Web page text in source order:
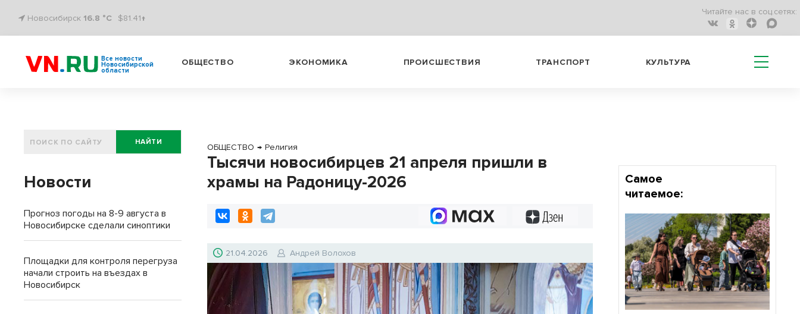
Новосибирск 16.8 °C $81.41↑
Читайте нас в соц.сетях:
Все новости
Новосибирской
области
ОБЩЕСТВО ЭКОНОМИКА ПРОИСШЕСТВИЯ ТРАНСПОРТ КУЛЬТУРА
ОБЩЕСТВО → Религия
Тысячи новосибирцев 21 апреля пришли в
храмы на Радоницу-2026
21.04.2026 Андрей Волохов
НАЙТИ
Новости
Прогноз погоды на 8-9 августа в
Новосибирске сделали синоптики
Площадки для контроля перегруза
начали строить на въездах в
Новосибирск
Самое
читаемое: